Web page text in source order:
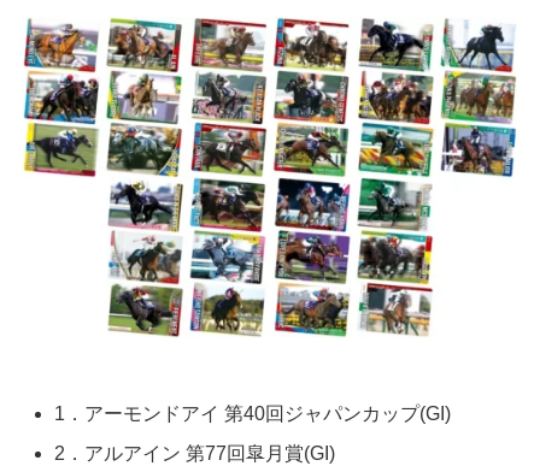
1．アーモンドアイ 第40回ジャパンカップ(GI)
2．アルアイン 第77回皐月賞(GI)